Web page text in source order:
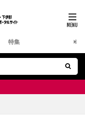
特集